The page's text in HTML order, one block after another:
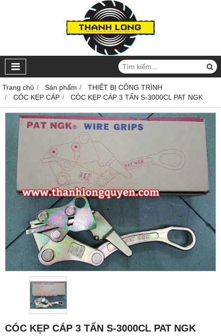
Trang chủ Sản phẩm
THIẾT BỊ CÔNG TRÌNH
CÓC KẸP CÁP
CÓC KẸP CÁP 3 TẤN S-3000CL PAT NGK
CÓC KẸP CÁP 3 TẤN S-3000CL PAT NGK